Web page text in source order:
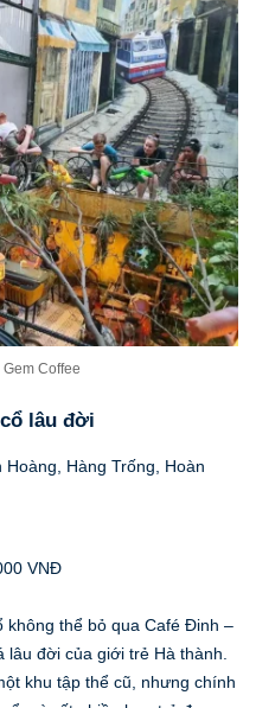
Coffee
lâu đời
Hàng Trống, Hoàn
VNĐ
không thể bỏ qua Café Đinh –
lâu đời của giới trẻ Hà thành.
khu tập thể cũ, nhưng chính